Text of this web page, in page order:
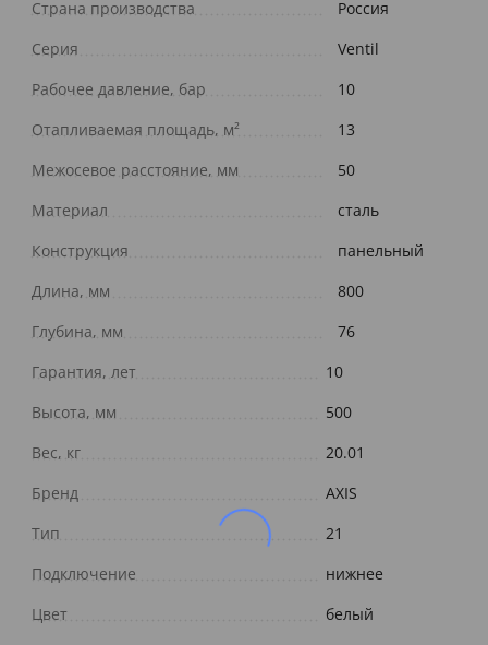
Страна производства
Россия
Серия
Ventil
Рабочее давление, бар
10
Отапливаемая площадь, м²
13
Межосевое расстояние, мм
50
Материал
сталь
Конструкция
панельный
Длина, мм
800
Глубина, мм
76
Гарантия, лет
10
Высота, мм
500
Вес, кг
20.01
Бренд
AXIS
Тип
21
Подключение
нижнее
Цвет
белый